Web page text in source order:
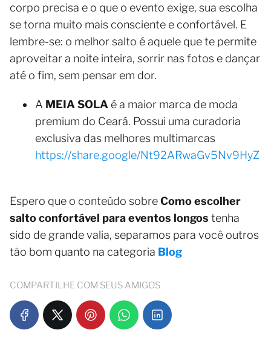
corpo precisa e o que o evento exige, sua escolha
se torna muito mais consciente e confortável. E
lembre-se: o melhor salto é aquele que te permite
aproveitar a noite inteira, sorrir nas fotos e dançar
até o fim, sem pensar em dor.
A MEIA SOLA é a maior marca de moda
premium do Ceará. Possui uma curadoria
exclusiva das melhores multimarcas
https://share.google/Nt92ARwaGv5Nv9HyZ
Espero que o conteúdo sobreComo escolher
salto confortável para eventos longos tenha
sido de grande valia, separamos para você outros
tão bom quanto na categoria Blog
COMPARTILHE COM SEUS AMIGOS